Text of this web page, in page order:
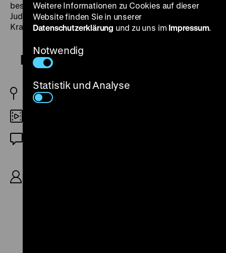
beschwert, ist Mostowicz mit anderen Ärzten und dem
Judenrat gezwungen, der Deportation von Alten,
Kranken und Kindern zuzustimmen. (fg)
Fotoamator
PL/FL/D 1998
Weitere Informationen zu Cookies auf dieser
Website finden Sie in unserer
Datenschutzerklärung und zu uns im Impressum.
Notwendig
Statistik und Analyse